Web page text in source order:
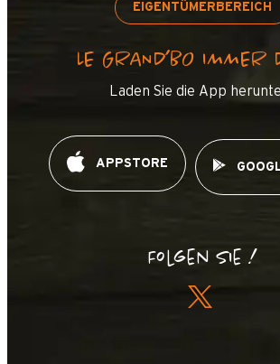
EIGENTÜMERBEREICH
LE GRAND’BO IMMER
Laden Sie die App
APPSTORE
Folgen Sie !